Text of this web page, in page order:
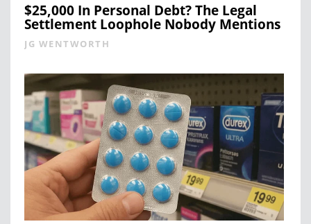
$25,000 In Personal Debt? The Legal
Settlement Loophole Nobody Mentions
JG WENTWORTH